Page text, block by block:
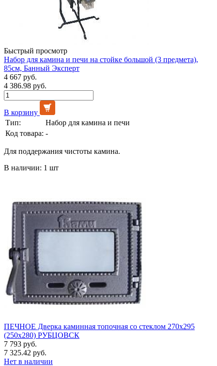
Быстрый просмотр
Набор для камина и печи на стойке большой (3 предмета),
85см, Банный Эксперт
4 667 руб.
4 386.98 руб.
В корзину
Тип:
Набор для камина и печи
Код товара: -
Для поддержания чистоты камина.
В наличии: 1 шт
ПЕЧНОЕ Дверка каминная топочная со стеклом 270х295
(250х280) РУБЦОВСК
7 793 руб.
7 325.42 руб.
Нет в наличии